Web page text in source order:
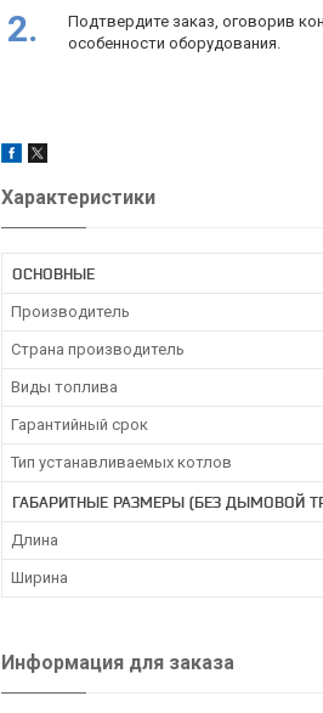
2.
Подтвердите заказ, оговорив
особенности оборудования.
Характеристики
ОСНОВНЫЕ
Производитель
Страна производитель
Виды топлива
Гарантийный срок
Тип устанавливаемых котлов
ГАБАРИТНЫЕ РАЗМЕРЫ (БЕЗ ДЫМОВОЙ
Длина
Ширина
Информация для заказа